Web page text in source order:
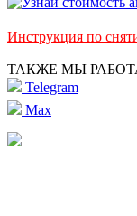
Инструкция по
ТАКЖЕ МЫ
Telegram
Max